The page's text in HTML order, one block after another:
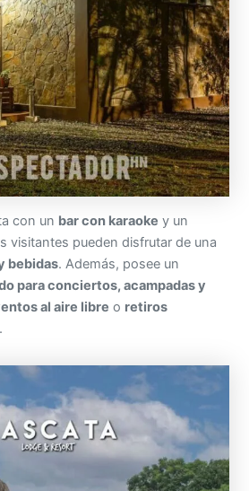
con un bar con karaoke y un
visitantes pueden disfrutar de una
bebidas. Además, posee un
para conciertos, acampadas y
al aire libre o retiros
.